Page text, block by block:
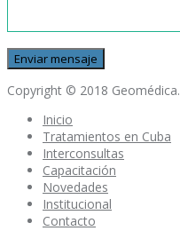
Copyright © 2018 Geomédica.
Inicio
Tratamientos en Cuba
Interconsultas
Capacitación
Novedades
Institucional
Contacto